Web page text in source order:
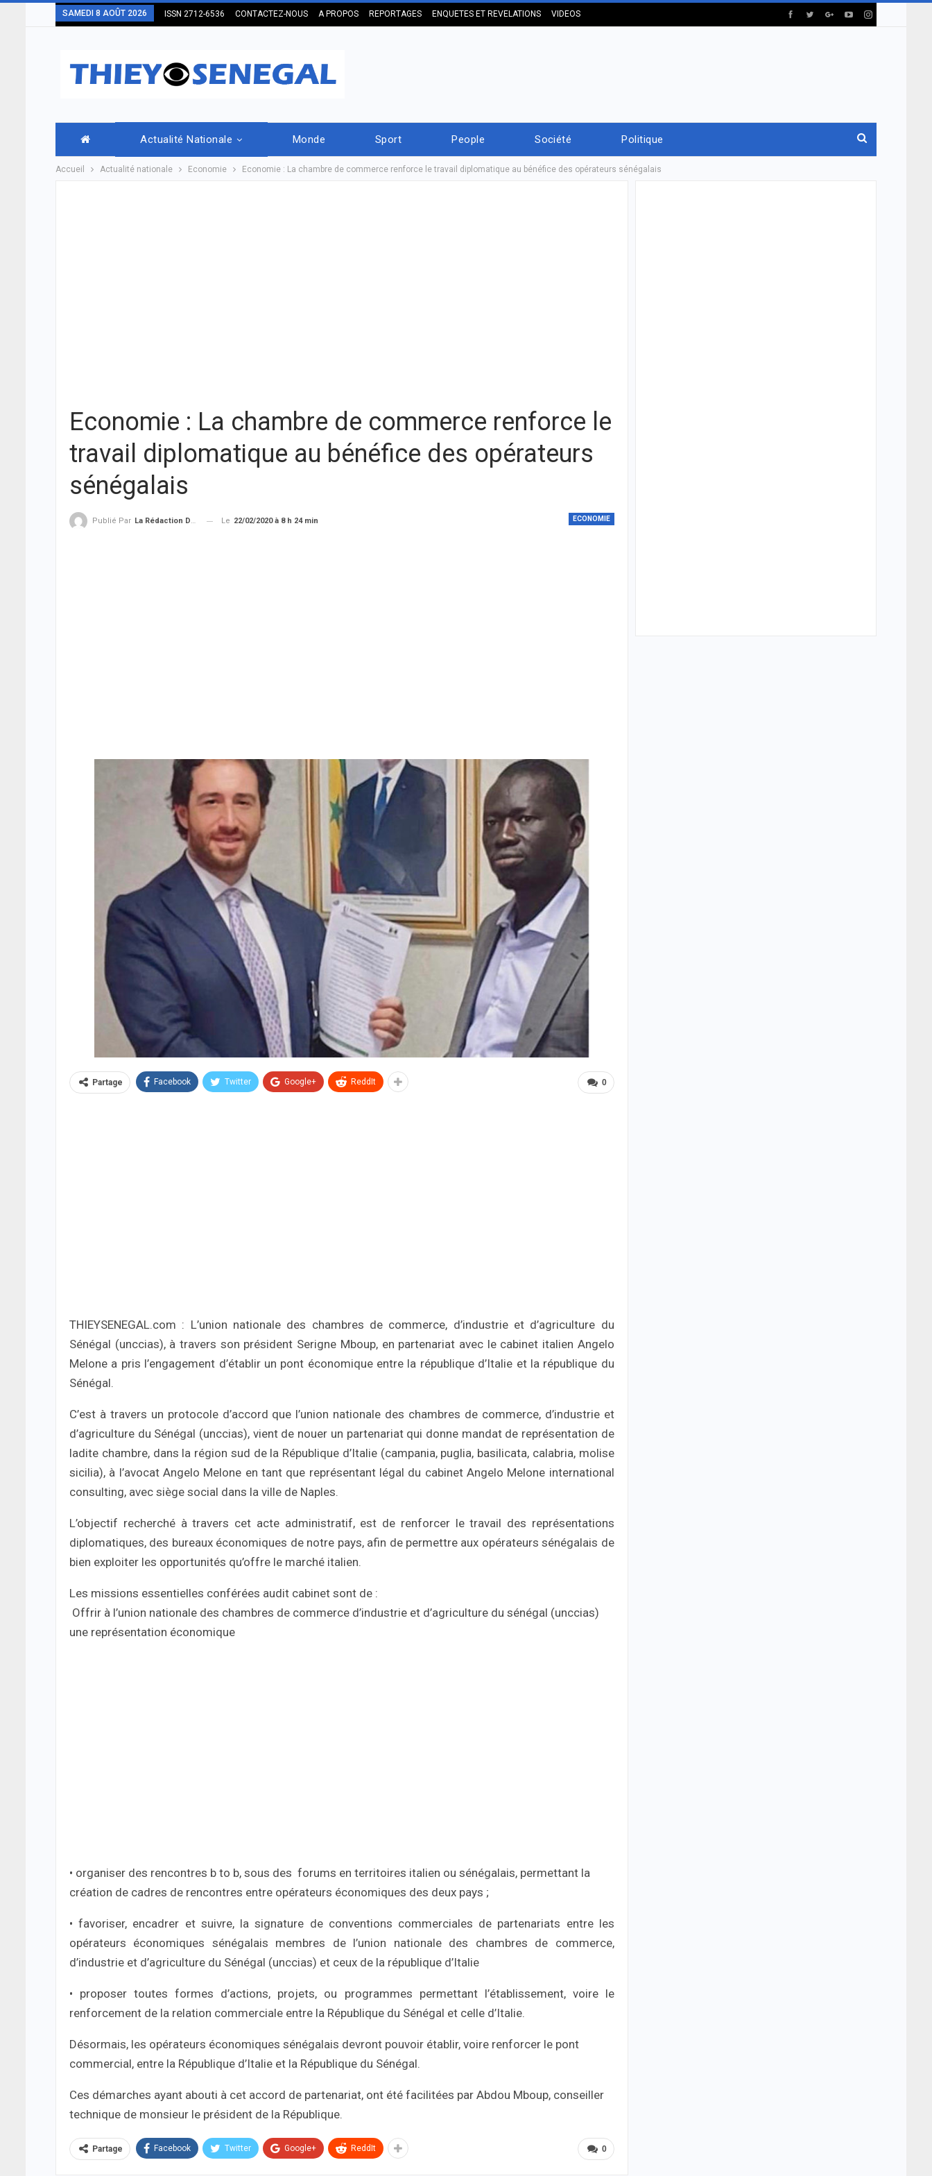
SAMEDI 8 AOÛT 2026 ISSN 2712-6536 CONTACTEZ-NOUS A PROPOS REPORTAGES ENQUETES ET REVELATIONS VIDEOS
Actualité Nationale Monde Sport People Société Politique
Accueil Actualité nationale Economie Economie : La chambre de commerce renforce le travail diplomatique au bénéfice des opérateurs sénégalais
Economie : La chambre de commerce renforce le
travail diplomatique au bénéfice des opérateurs
sénégalais
ECONOMIE
Publié Par La Rédaction De THIEYSENEGAL.com Le 22/02/2020 à 8 h 24 min
0
Partage Facebook Twitter Google+ ReddIt
THIEYSENEGAL.com : L’union nationale des chambres de commerce, d’industrie et d’agriculture du
Sénégal (unccias), à travers son président Serigne Mboup, en partenariat avec le cabinet italien Angelo
Melone a pris l’engagement d’établir un pont économique entre la république d’Italie et la république du
Sénégal.
C’est à travers un protocole d’accord que l’union nationale des chambres de commerce, d’industrie et
d’agriculture du Sénégal (unccias), vient de nouer un partenariat qui donne mandat de représentation de
ladite chambre, dans la région sud de la République d’Italie (campania, puglia, basilicata, calabria, molise
sicilia), à l’avocat Angelo Melone en tant que représentant légal du cabinet Angelo Melone international
consulting, avec siège social dans la ville de Naples.
L’objectif recherché à travers cet acte administratif, est de renforcer le travail des représentations
diplomatiques, des bureaux économiques de notre pays, afin de permettre aux opérateurs sénégalais de
bien exploiter les opportunités qu’offre le marché italien.
Les missions essentielles conférées audit cabinet sont de :
Offrir à l’union nationale des chambres de commerce d’industrie et d’agriculture du sénégal (unccias)
une représentation économique
• organiser des rencontres b to b, sous des forums en territoires italien ou sénégalais, permettant la
création de cadres de rencontres entre opérateurs économiques des deux pays ;
• favoriser, encadrer et suivre, la signature de conventions commerciales de partenariats entre les
opérateurs économiques sénégalais membres de l’union nationale des chambres de commerce,
d’industrie et d’agriculture du Sénégal (unccias) et ceux de la république d’Italie
• proposer toutes formes d’actions, projets, ou programmes permettant l’établissement, voire le
renforcement de la relation commerciale entre la République du Sénégal et celle d’Italie.
Désormais, les opérateurs économiques sénégalais devront pouvoir établir, voire renforcer le pont
commercial, entre la République d’Italie et la République du Sénégal.
Ces démarches ayant abouti à cet accord de partenariat, ont été facilitées par Abdou Mboup, conseiller
technique de monsieur le président de la République.
0
Partage Facebook Twitter Google+ ReddIt